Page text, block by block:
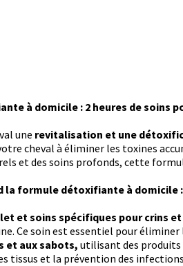
à domicile : 2 heures de soins
une revitalisation et une
cheval à éliminer les toxines
et des soins profonds, cette
la formule détoxifiante à domicile :
et soins spécifiques pour crins
Ce soin est essentiel pour
et aux sabots, utilisant des produits
tissus et la prévention des